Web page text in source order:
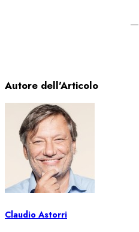
—
Autore dell'Articolo
Claudio Astorri